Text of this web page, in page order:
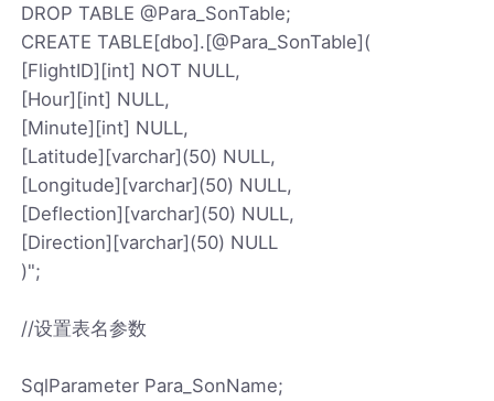
DROP TABLE @Para_SonTable;
CREATE TABLE[dbo].[@Para_SonTable](
[FlightID][int] NOT NULL,
[Hour][int] NULL,
[Minute][int] NULL,
[Latitude][varchar](50) NULL,
[Longitude][varchar](50) NULL,
[Deflection][varchar](50) NULL,
[Direction][varchar](50) NULL
)";
//设置表名参数
SqlParameter Para_SonName;